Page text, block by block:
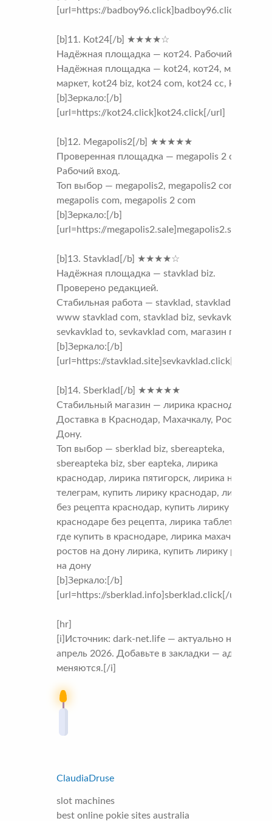
[url=https://badboy96.click]badboy96.click[/url]
[b]11. Kot24[/b] ★★★★☆
Надёжная площадка — кот24. Рабочий вход.
Надёжная площадка — kot24, кот24, мяу
маркет, kot24 biz, kot24 com, kot24 cc, kot 24
[b]Зеркало:[/b]
[url=https://kot24.click]kot24.click[/url]
[b]12. Megapolis2[/b] ★★★★★
Проверенная площадка — megapolis 2 com.
Рабочий вход.
Топ выбор — megapolis2, megapolis2 com,
megapolis com, megapolis 2 com
[b]Зеркало:[/b]
[url=https://megapolis2.sale]megapolis2.sale[/url]
[b]13. Stavklad[/b] ★★★★☆
Надёжная площадка — stavklad biz.
Проверено редакцией.
Стабильная работа — stavklad, stavklad com,
www stavklad com, stavklad biz, sevkavklad biz,
sevkavklad to, sevkavklad com, магазин прош
[b]Зеркало:[/b]
[url=https://stavklad.site]sevkavklad.click[/url]
[b]14. Sberklad[/b] ★★★★★
Стабильный магазин — лирика краснодар.
Доставка в Краснодар, Махачкалу, Ростов-на-
Дону.
Топ выбор — sberklad biz, sbereapteka,
sbereapteka biz, sber eapteka, лирика
краснодар, лирика пятигорск, лирика нальчик
телеграм, купить лирику краснодар, лирика
без рецепта краснодар, купить лирику в
краснодаре без рецепта, лирика таблетки 300
где купить в краснодаре, лирика махачкала,
ростов на дону лирика, купить лирику ростов
на дону
[b]Зеркало:[/b]
[url=https://sberklad.info]sberklad.click[/url]
[hr]
[i]Источник: dark-net.life — актуально на
апрель 2026. Добавьте в закладки — адреса
меняются.[/i]
ClaudiaDruse
slot machines
best online pokie sites australia